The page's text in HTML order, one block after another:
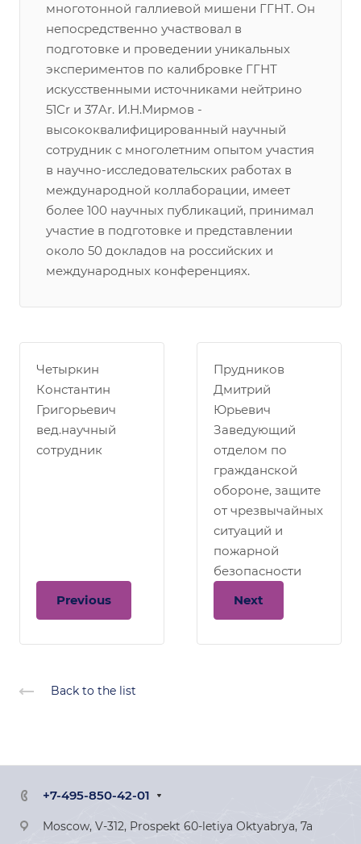
многотонной галлиевой мишени ГГНТ. Он
непосредственно участвовал в
подготовке и проведении уникальных
экспериментов по калибровке ГГНТ
искусственными источниками нейтрино
51Сr и 37Ar. И.Н.Мирмов -
высококвалифицированный научный
сотрудник с многолетним опытом участия
в научно-исследовательских работах в
международной коллаборации, имеет
более 100 научных публикаций, принимал
участие в подготовке и представлении
около 50 докладов на российских и
международных конференциях.
Четыркин
Константин
Григорьевич
вед.научный
сотрудник
Previous
Прудников
Дмитрий
Юрьевич
Заведующий
отделом по
гражданской
обороне, защите
от чрезвычайных
ситуаций и
пожарной
безопасности
Next
Back to the list
+7-495-850-42-01
Moscow, V-312, Prospekt 60-letiya Oktyabrya, 7a